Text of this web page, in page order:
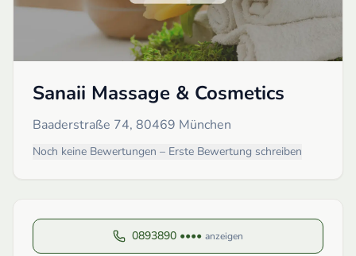
Sanaii Massage & Cosmetics
Baaderstraße 74, 80469 München
Noch keine Bewertungen – Erste Bewertung schreiben
0893890 •••• anzeigen